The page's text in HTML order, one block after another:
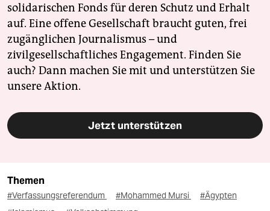
solidarischen Fonds für deren Schutz und Erhalt
auf. Eine offene Gesellschaft braucht guten, frei
zugänglichen Journalismus – und
zivilgesellschaftliches Engagement. Finden Sie
auch? Dann machen Sie mit und unterstützen Sie
unsere Aktion.
Jetzt unterstützen
Themen
#Verfassungsreferendum #Mohammed Mursi
#Ägypten